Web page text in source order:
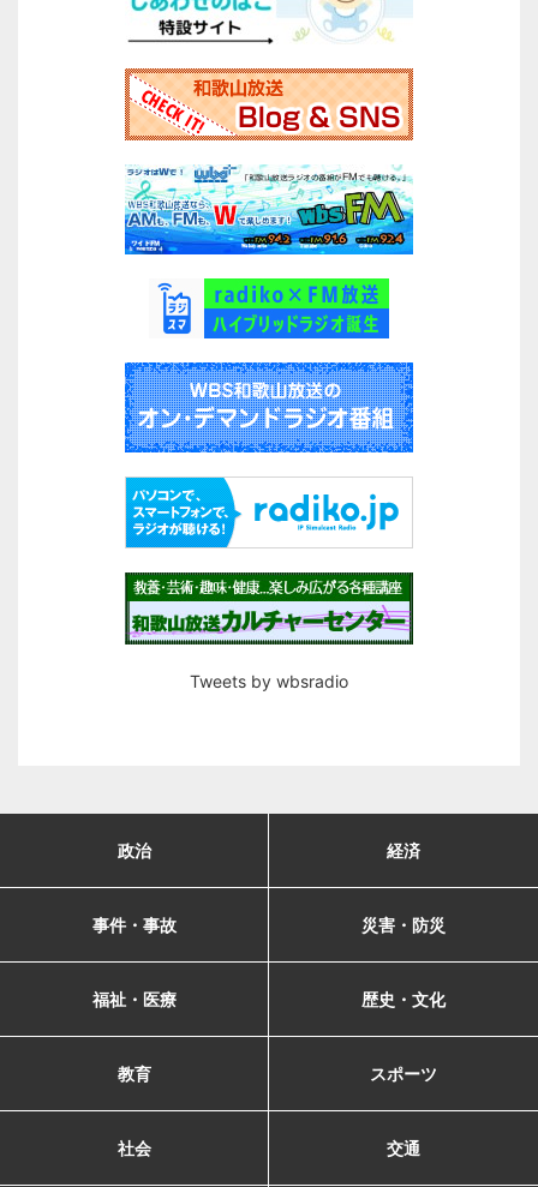
Tweets by wbsradio
政治 経済
事件・事故 災害・防災
福祉・医療 歴史・文化
教育 スポーツ
社会 交通